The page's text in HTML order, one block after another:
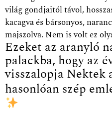
világ gondjaitól távol,
kacagva és bársonyos,
majszolva. Nem is volt ez
Ezeket az aranyló
palackba, hogy az
visszalopja Nektek
hasonlóan szép